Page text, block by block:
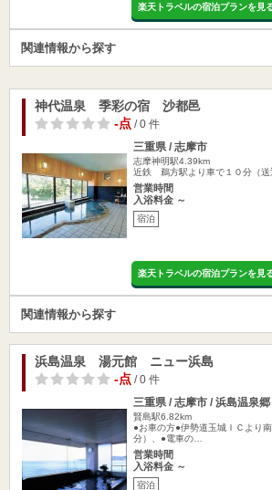
楽天トラベルの宿泊プランを見
関連情報から探す
神代温泉 季彩の宿 沙都邑
-点/ 0 件
三重県 / 志摩市
志摩神明駅4.39km
近鉄 鵜方駅より車で１０分（送
営業時間
入浴料金 ～
宿泊
楽天トラベルの宿泊プランを見
関連情報から探す
浜島温泉 湯元館 ニュー浜島
-点/ 0 件
三重県 / 志摩市 / 浜島温泉郷
賢島駅6.82km
●お車の方●伊勢道玉城ＩＣより
分）、●電車の…
営業時間
入浴料金 ～
宿泊